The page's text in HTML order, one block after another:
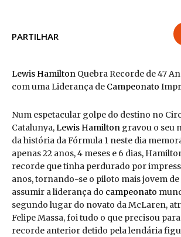
PARTILHAR
Lewis Hamilton Quebra Recorde de 47
com uma Liderança de Campeonato
Num espetacular golpe do destino no
Catalunya,Lewis Hamilton gravou o seu
da história da Fórmula 1 neste dia
apenas 22 anos, 4 meses e 6 dias,
recorde que tinha perdurado por
anos, tornando-se o piloto mais jovem de
assumir a liderança do campeonato
segundo lugar do novato da McLaren,
Felipe Massa, foi tudo o que precisou
recorde anterior detido pela lendária